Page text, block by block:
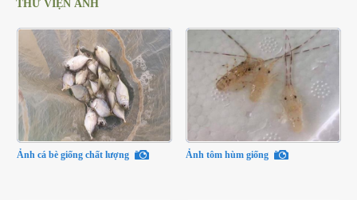
THƯ VIỆN ẢNH
Ảnh cá bè giống chất lượng Ảnh tôm hùm giống